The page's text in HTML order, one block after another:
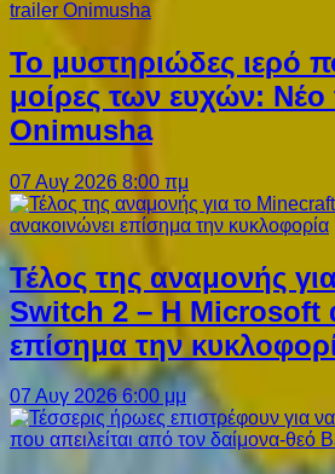
Το μυστηριώδες ιερό
μοίρες των ευχών:
Onimusha
07 Αυγ 2026 8:00 πμ
Τέλος της αναμονής
Switch 2 – Η Microsoft
επίσημα την
07 Αυγ 2026 6:00 μμ